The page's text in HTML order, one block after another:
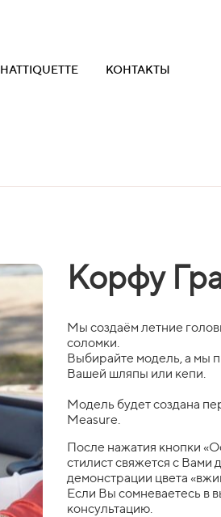
HATTIQUETTE КОНТАКТЫ
Корфу
Мы создаём летние
соломки.
Выбирайте модель, а мы
Вашей шляпы или кепи.
Модель будет создана
Measure.
После нажатия кнопки
стилист свяжется с Вами
демонстрации цвета
Если Вы сомневаетесь в
консультацию.